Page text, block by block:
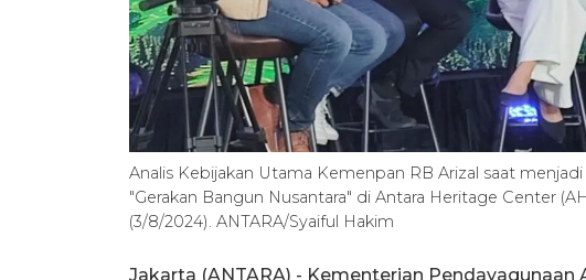
Analis Kebijakan Utama Kemenpan RB Arizal saat
"Gerakan Bangun Nusantara" di Antara Heritage Center
(3/8/2024). ANTARA/Syaiful Hakim
Jakarta (ANTARA) - Kementerian Pendayagunaan